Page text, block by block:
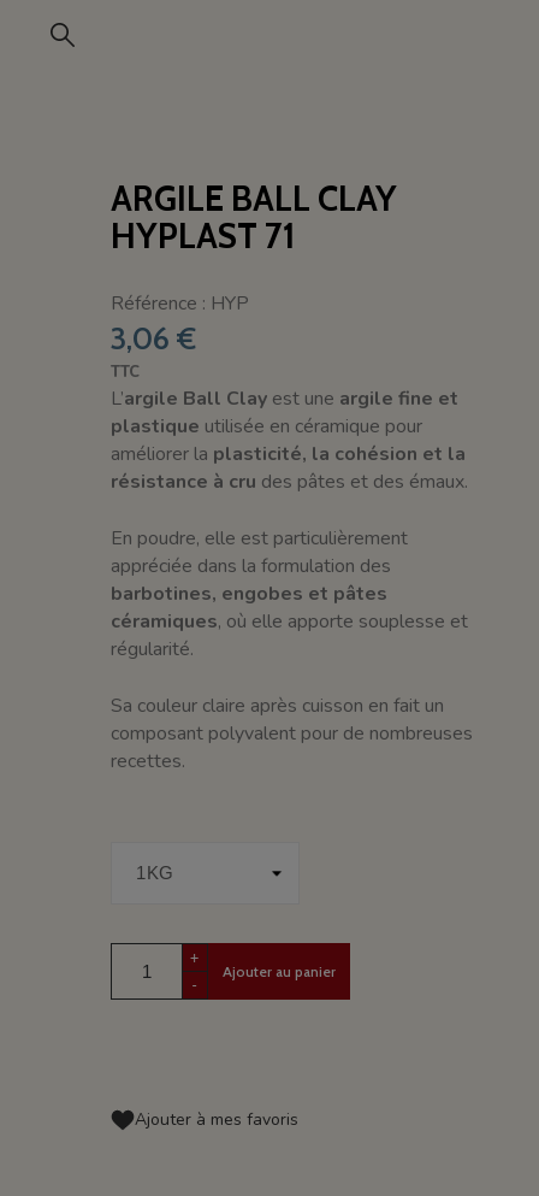
ARGILE BALL CLAY
HYPLAST 71
Référence : HYP
3,06 €
TTC
L’argile Ball Clay est une argile fine et
plastique utilisée en céramique pour
améliorer la plasticité, la cohésion et la
résistance à cru des pâtes et des émaux.
En poudre, elle est particulièrement
appréciée dans la formulation des
barbotines, engobes et pâtes
céramiques, où elle apporte souplesse et
régularité.
Sa couleur claire après cuisson en fait un
composant polyvalent pour de nombreuses
recettes.
+
-
Ajouter au panier
Ajouter à mes favoris